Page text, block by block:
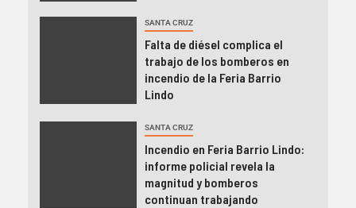
SANTA CRUZ
Falta de diésel complica el
trabajo de los bomberos en
incendio de la Feria Barrio
Lindo
SANTA CRUZ
Incendio en Feria Barrio Lindo:
informe policial revela la
magnitud y bomberos
continuan trabajando